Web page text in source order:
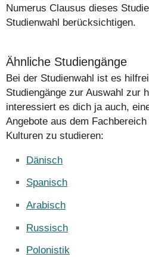
Numerus Clausus dieses
Studienwahl berücksichtigen.
Ähnliche Studiengänge
Bei der Studienwahl ist es
Studiengänge zur Auswahl zur
interessiert es dich ja auch,
Angebote aus dem
Kulturen zu studieren:
Dänisch
Spanisch
Arabisch
Russisch
Polonistik